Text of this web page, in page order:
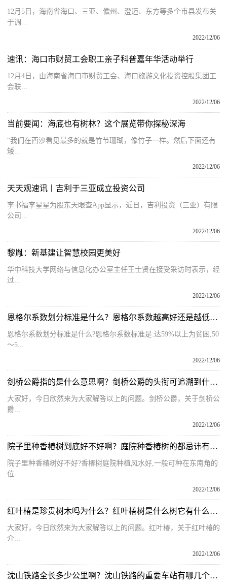
12月5日，海南省海口、三亚、儋州、澄迈、东方等多个市县发布关
于调...
2022/12/06
速讯：海口市财贸工会职工亲子科普嘉年华活动举行
12月4日，由海南省海口市财贸工会、海口旅游文化投资控股集团工
会联...
2022/12/06
当前要闻：海底也有树林？这个展览带你探秘深海
“我们在西沙看见最多的就是竹节珊瑚，像竹子一样。然后下面还有
矮...
2022/12/06
天天观速讯丨吉利于三亚成立投资公司
李书福李星星为股东天眼查App显示，近日，吉利投资（三亚）有限
公司...
2022/12/06
黎胤：新基建让智慧校园更美好
华中科技大学网络与信息化办公室主任王士贤在接受采访时表示，经
过...
2022/12/06
恩格尔系数划分标准是什么？恩格尔系数越高好还是越低好一些呢？
恩格尔系数划分标准是什么?恩格尔系数标准是:达59%以上为贫困,50
～5...
2022/12/06
剑桥公爵指的是什么意思啊？剑桥公爵的头衔可追溯到什么时候呢？
大家好，今日欣然来为大家解答以上的问题。剑桥公爵，关于剑桥公
爵...
2022/12/06
院子里种香椿树到底好不好啊？庭院种香椿树的都忌讳有哪些呢？
院子里种香椿树好不好?香椿树庭院种植风水好,一般可种在东南角的
位...
2022/12/06
红叶椿是珍贵树木吗为什么？红叶椿树是什么树它有什么作用呢？
大家好，今日欣然来为大家解答以上的问题。红叶椿，关于红叶椿的
介...
2022/12/06
沈山铁路全长多少公里啊？沈山铁路的重要车站有哪几个站点呢？